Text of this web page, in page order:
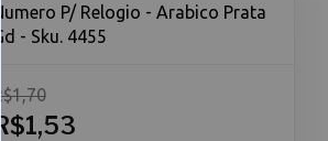
Numero P/ Relogio - Arabico Prata
Gd - Sku. 4455
R$1,53
R$1,70